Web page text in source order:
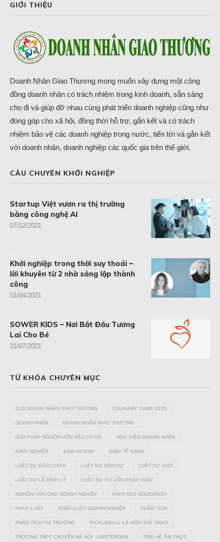
GIỚI THIỆU
Doanh Nhân Giao Thương mong muốn xây dựng một cộng
đồng doanh nhân có trách nhiệm trong kinh doanh, sẵn sàng
cho đi và giúp đỡ nhau cùng phát triển doanh nghiệp cũng như
đóng góp cho xã hội, đồng thời hỗ trợ, gắn kết và có trách
nhiệm bảo vệ các doanh nghiệp trong nước, tiến tới và gắn kết
với doanh nhân, doanh nghiệp các quốc gia trên thế giới.
CÂU CHUYÊN KHỞI NGHIỆP
Startup Việt vươn ra thị trường
bằng công nghệ AI
07/12/2021
Khởi nghiệp trong thời suy thoái –
lời khuyên từ 2 nhà sáng lập thành
công
01/04/2021
SOWER KIDS – Nơi Bắt Đầu Tương
Lai Cho Bé
31/07/2021
TỪ KHÓA CHUYÊN MỤC
CLB DOANH NHÂN GIAO THƯƠNG CULINARY CAMP 2025
DOANH NHÂN DOANH NHÂN GIAO THƯƠNG
GIẢI PHÁP NGUỒN VỐN HẬU COVID HỌC VIỆN DOANH NHÂN
KHỞI NGHIỆP KINH DOANH KINH TẾ XANH
LUẬT SƯ BÀO CHỮA LUẬT SƯ DÂN SỰ LUẬT SƯ GIỎI
LUẬT SƯ LÊ ĐÌNH LÝ LUẬT SƯ TƯ VẤN PHÁP LUẬT
NGUỒN VỐN CHO DOANH NGHIỆP PHIM SEX EDUCATION
PHÁP LUẬT PHÁP LUẬT DOANH NGHIỆP PHÂN TÍCH
PHÂN TÍCH THỊ TRƯỜNG PICKLEBALL LÀ MÔN THỂ THAO
TRƯỜNG THPT CHUYÊN HÀ NỘI - AMSTERDAM TRẠI HÈ ẨM THỰC